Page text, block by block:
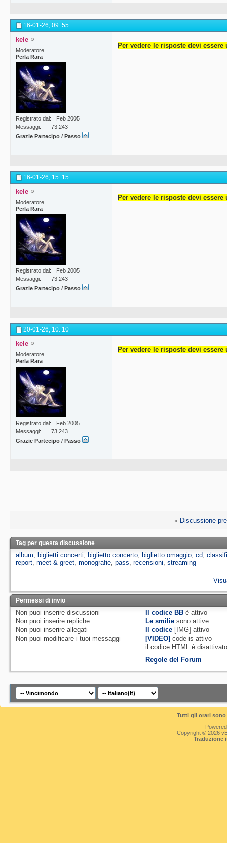
16-01-26, 09: 55
kele
Moderatore
Perla Rara
Registrato dal
Feb 2005
Messaggi
73,243
Grazie Partecipo / Passo
Per vedere le risposte devi essere
16-01-26, 15: 15
kele
Moderatore
Perla Rara
Registrato dal
Feb 2005
Messaggi
73,243
Grazie Partecipo / Passo
Per vedere le risposte devi
20-01-26, 10: 10
kele
Moderatore
Perla Rara
Registrato dal
Feb 2005
Messaggi
73,243
Grazie Partecipo / Passo
Per vedere le risposte devi
« Discussione
Tag per questa discussione
album, biglietti concerti, biglietto concerto, biglietto omaggio, cd,
report, meet & greet, monografie, pass, recensioni, streaming
Permessi di invio
Non puoi inserire discussioni
Non puoi inserire repliche
Non puoi inserire allegati
Non puoi modificare i tuoi messaggi
Il codice BB èattivo
Le smilie sono attive
Il codice [IMG]attivo
[VIDEO] code isattivo
il codice HTML è
Regole del Forum
Tutti gli orari
Copyright © 2026
Traduzione